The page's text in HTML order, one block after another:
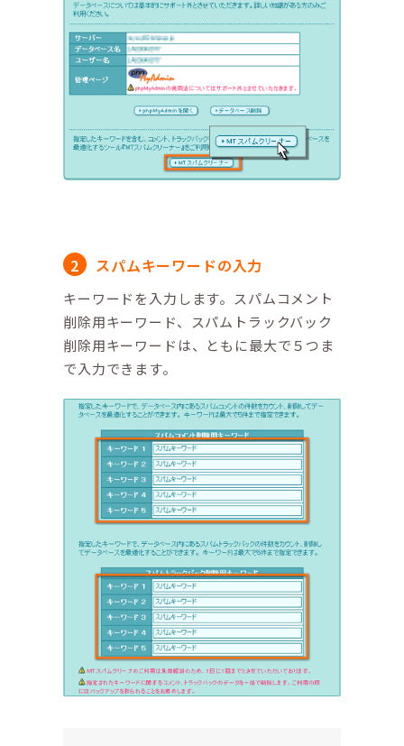
スパムキーワードの入力
キーワードを入力します。スパムコメント
削除用キーワード、スパムトラックバック
削除用キーワードは、ともに最大で５つま
で入力できます。